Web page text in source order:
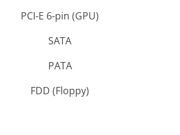
PCI-E 6-pin (GPU)
SATA
PATA
FDD (Floppy)